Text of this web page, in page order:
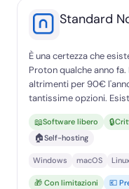
Standard
È una certezza che
Proton qualche anno
altrimenti per 90€
tantissime opzioni.
📖Software libero 🔒
🏠Self-hosting
Windows macOS
🎁 Con limitazioni 💶